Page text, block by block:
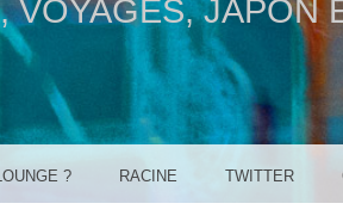
VOYAGES, JAPON
? RACINE TWITTER